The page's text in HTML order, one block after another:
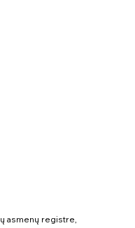
asmenų registre,